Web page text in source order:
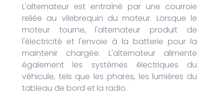
L'alternateur est entraîné par une courroie
reliée au vilebrequin du moteur. Lorsque le
moteur tourne, l'alternateur produit de
l'électricité et l'envoie à la batterie pour la
maintenir chargée. L'alternateur alimente
également les systèmes électriques du
véhicule, tels que les phares, les lumières du
tableau de bord et la radio.